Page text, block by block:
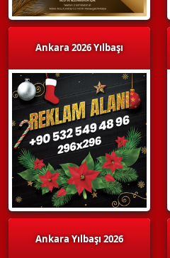
Ankara 2026 Yılbaşı
Ankara Yılbaşı 2026